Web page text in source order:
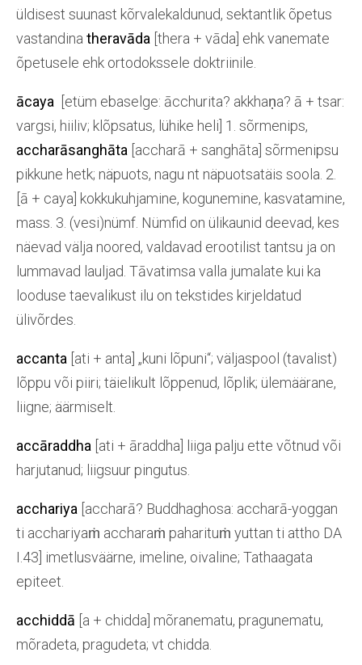
üldisest suunast kõrvalekaldunud, sektantlik õpetus
vastandina theravāda [thera + vāda] ehk vanemate
õpetusele ehk ortodokssele doktriinile.
ācaya [etüm ebaselge: ācchurita? akkhaṇa? ā + tsar:
vargsi, hiiliv; klõpsatus, lühike heli] 1. sõrmenips,
accharāsanghāta [accharā + sanghāta] sõrmenipsu
pikkune hetk; näpuots, nagu nt näpuotsatäis soola. 2.
[ā + caya] kokkukuhjamine, kogunemine, kasvatamine,
mass. 3. (vesi)nümf. Nümfid on ülikaunid deevad, kes
näevad välja noored, valdavad erootilist tantsu ja on
lummavad lauljad. Tāvatimsa valla jumalate kui ka
looduse taevalikust ilu on tekstides kirjeldatud
ülivõrdes.
accanta [ati + anta] „kuni lõpuni“; väljaspool (tavalist)
lõppu või piiri; täielikult lõppenud, lõplik; ülemäärane,
liigne; äärmiselt.
accāraddha [ati + āraddha] liiga palju ette võtnud või
harjutanud; liigsuur pingutus.
acchariya [accharā? Buddhaghosa: accharā-yoggan
ti acchariyaṁ accharaṁ paharituṁ yuttan ti attho DA
I.43] imetlusväärne, imeline, oivaline; Tathaagata
epiteet.
acchiddā [a + chidda] mõranematu, pragunematu,
mõradeta, pragudeta; vt chidda.